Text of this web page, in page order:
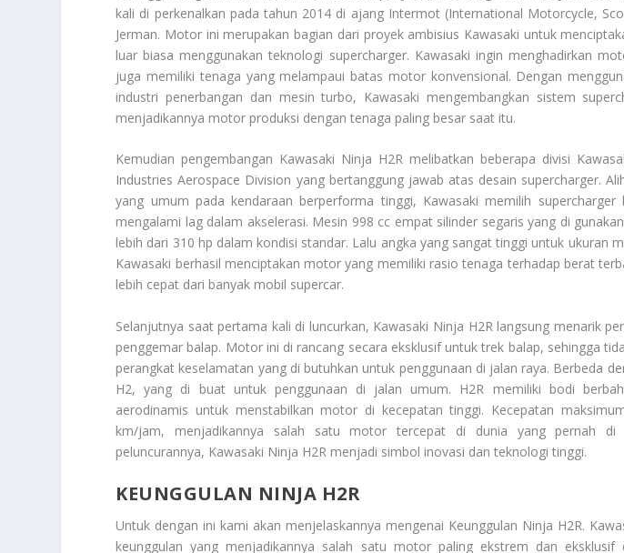
kali di perkenalkan pada tahun 2014 di ajang Intermot (International Motorcycle,
Jerman. Motor ini merupakan bagian dari proyek ambisius Kawasaki untuk
luar biasa menggunakan teknologi supercharger. Kawasaki ingin menghadirkan
juga memiliki tenaga yang melampaui batas motor konvensional. Dengan
industri penerbangan dan mesin turbo, Kawasaki mengembangkan sistem
menjadikannya motor produksi dengan tenaga paling besar saat itu.
Kemudian pengembangan Kawasaki Ninja H2R melibatkan beberapa divisi
Industries Aerospace Division yang bertanggung jawab atas desain supercharger.
yang umum pada kendaraan berperforma tinggi, Kawasaki memilih
mengalami lag dalam akselerasi. Mesin 998 cc empat silinder segaris yang di
lebih dari 310 hp dalam kondisi standar. Lalu angka yang sangat tinggi untuk ukuran
Kawasaki berhasil menciptakan motor yang memiliki rasio tenaga terhadap berat
lebih cepat dari banyak mobil supercar.
Selanjutnya saat pertama kali di luncurkan, Kawasaki Ninja H2R langsung menarik
penggemar balap. Motor ini di rancang secara eksklusif untuk trek balap, sehingga
perangkat keselamatan yang di butuhkan untuk penggunaan di jalan raya. Berbeda
H2, yang di buat untuk penggunaan di jalan umum. H2R memiliki bodi
aerodinamis untuk menstabilkan motor di kecepatan tinggi. Kecepatan
km/jam, menjadikannya salah satu motor tercepat di dunia yang pernah di
peluncurannya, Kawasaki Ninja H2R menjadi simbol inovasi dan teknologi tinggi.
KEUNGGULAN NINJA H2R
Untuk dengan ini kami akan menjelaskannya mengenai Keunggulan Ninja H2R.
keunggulan yang menjadikannya salah satu motor paling ekstrem dan eksklusif